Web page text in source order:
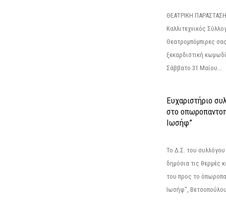
ΘΕΑΤΡΙΚΗ ΠΑΡΑΣΤΑΣΗ
Καλλιτεχνικός
Θεατρομπόμπιρες
ξεκαρδιστική
Σάββατο 31 Μαίου...
Ευχαριστήριο
στο
Ιωσήφ”
Το Δ.Σ. του
δημόσια τις θερμές
του προς το
Ιωσήφ",